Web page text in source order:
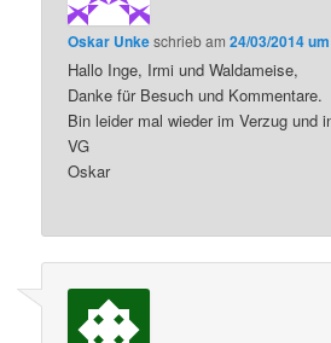
Oskar Unkeschriebam24/03/2014
Hallo Inge, Irmi und Waldameise,
Danke für Besuch und Kommentare.
Bin leider mal wieder im Verzug und
VG
Oskar